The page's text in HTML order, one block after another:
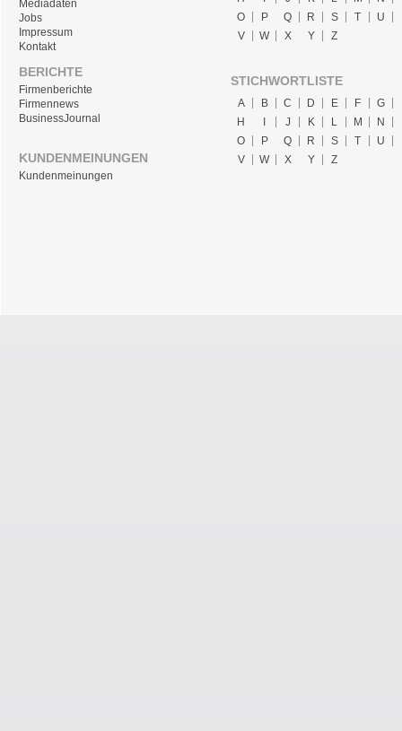
Mediadaten
Jobs
Impressum
Kontakt
BERICHTE
Firmenberichte
Firmennews
BusinessJournal
KUNDENMEINUNGEN
Kundenmeinungen
O
P Q R S T
U
V
W X Y Z
STICHWORTLISTE
A B C D E F
G
H
J K L M
N
O
P Q R S T
U
V
W X Y Z